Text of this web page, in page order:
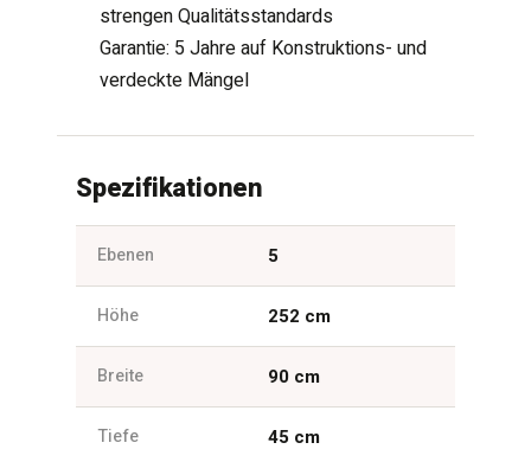
strengen Qualitätsstandards
Garantie: 5 Jahre auf Konstruktions- und
verdeckte Mängel
Spezifikationen
Ebenen 5
Höhe 252 cm
Breite 90 cm
Tiefe 45 cm